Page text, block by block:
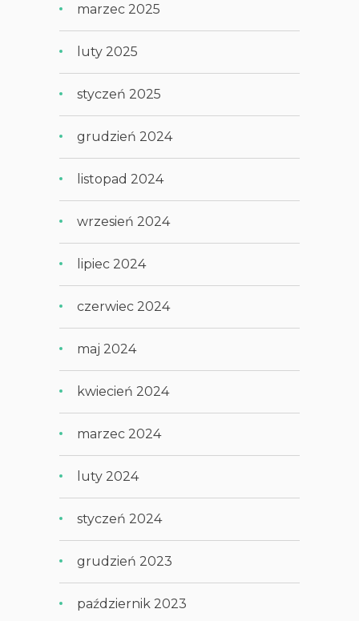
marzec 2025
luty 2025
styczeń 2025
grudzień 2024
listopad 2024
wrzesień 2024
lipiec 2024
czerwiec 2024
maj 2024
kwiecień 2024
marzec 2024
luty 2024
styczeń 2024
grudzień 2023
październik 2023